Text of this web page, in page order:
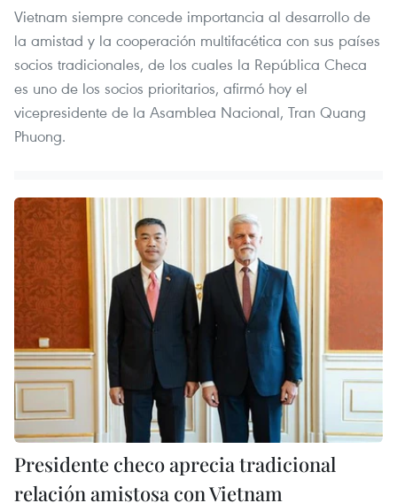
Vietnam siempre concede importancia al desarrollo de
la amistad y la cooperación multifacética con sus países
socios tradicionales, de los cuales la República Checa
es uno de los socios prioritarios, afirmó hoy el
vicepresidente de la Asamblea Nacional, Tran Quang
Phuong.
Presidente checo aprecia tradicional
relación amistosa con Vietnam